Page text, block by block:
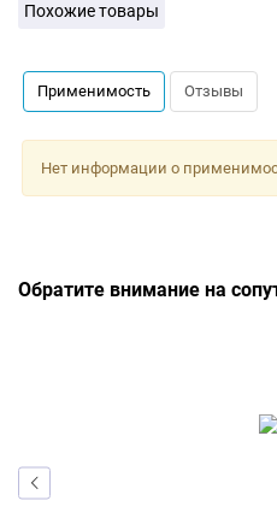
Похожие товары
Применимость Отзывы
Нет информации о
Обратите внимание на